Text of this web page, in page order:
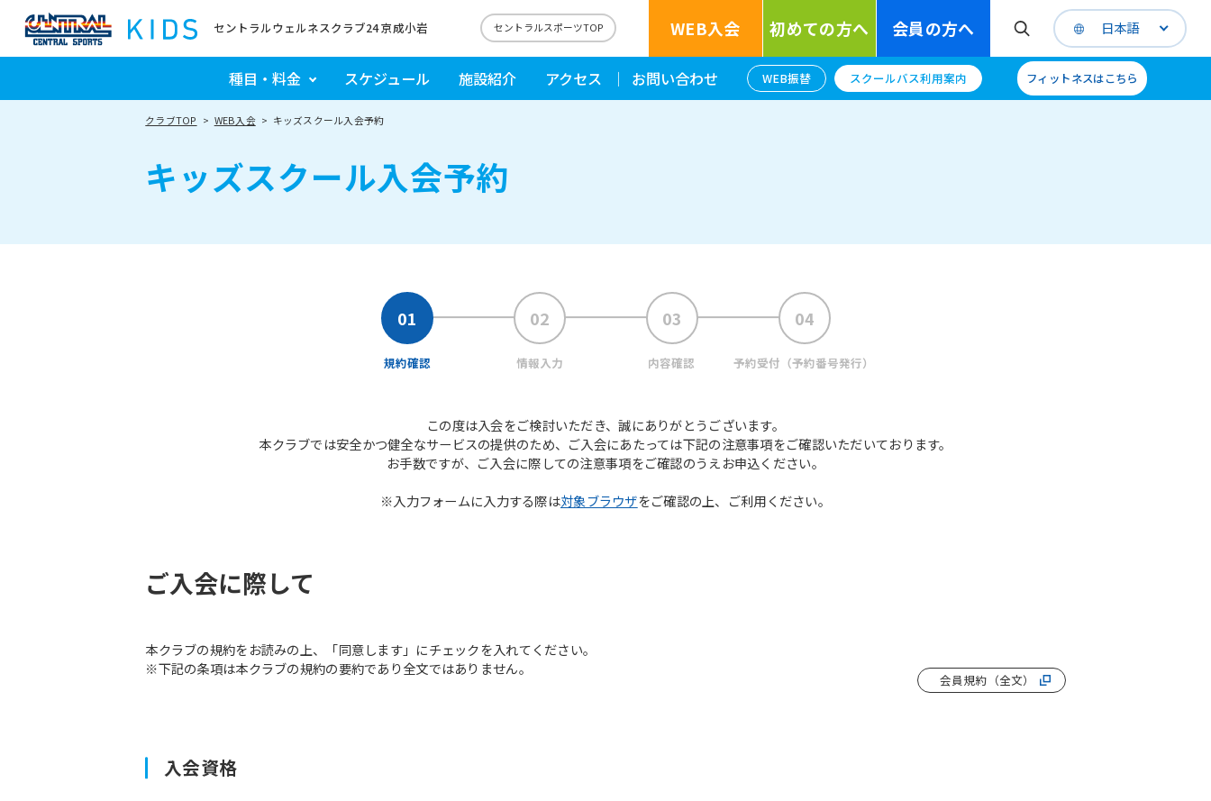
セントラルウェルネスクラブ24 京成小岩 セントラルスポーツTOP WEB入会 初めての方へ 会員の方へ 日本語
種目・料金 スケジュール 施設紹介 アクセス お問い合わせ WEB振替 スクールバス利用案内 フィットネスはこちら
クラブTOP WEB入会 キッズスクール入会予約
キッズスクール入会予約
規約確認 情報入力 内容確認 予約受付 （予約番号発行）
この度は入会をご検討いただき、誠にありがとうございます。
本クラブでは安全かつ健全なサービスの提供のため、ご入会にあたっては下記の注意事項をご確認いただいております。
お手数ですが、ご入会に際しての注意事項をご確認のうえお申込ください。
※入力フォームに入力する際は対象ブラウザをご確認の上、ご利用ください。
ご入会に際して
本クラブの規約をお読みの上、「同意します」にチェックを入れてください。
※下記の条項は本クラブの規約の要約であり全文ではありません。
会員規約（全文）
入会資格